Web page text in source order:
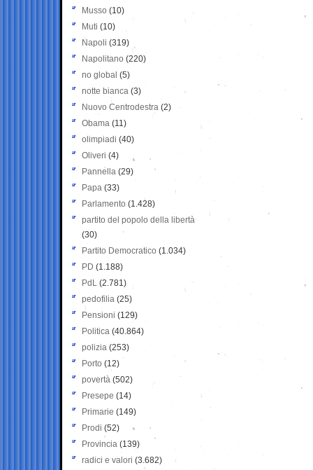
Musso (10)
Muti (10)
Napoli (319)
Napolitano (220)
no global (5)
notte bianca (3)
Nuovo Centrodestra (2)
Obama (11)
olimpiadi (40)
Oliveri (4)
Pannella (29)
Papa (33)
Parlamento (1.428)
partito del popolo della libertà
(30)
Partito Democratico (1.034)
PD (1.188)
PdL (2.781)
pedofilia (25)
Pensioni (129)
Politica (40.864)
polizia (253)
Porto (12)
povertà (502)
Presepe (14)
Primarie (149)
Prodi (52)
Provincia (139)
radici e valori (3.682)